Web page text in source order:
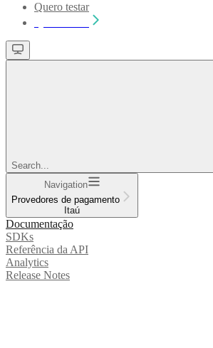
Quero testar
Search...
Navigation
Provedores de pagamento
Itaú
Documentação
SDKs
Referência da API
Analytics
Release Notes